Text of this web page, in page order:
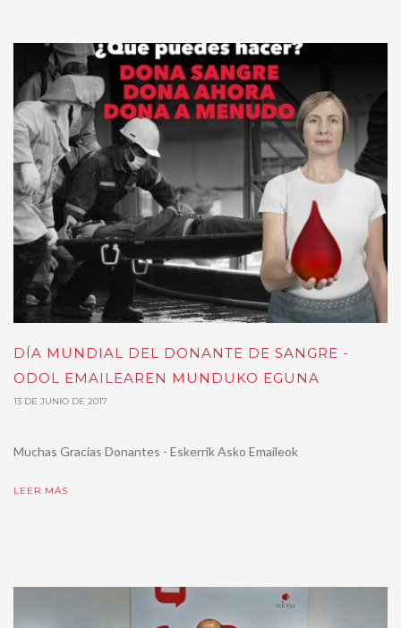
DÍA MUNDIAL DEL DONANTE DE SANGRE -
ODOL EMAILEAREN MUNDUKO EGUNA
13 DE JUNIO DE 2017
Muchas Gracias Donantes - Eskerrik Asko Emaileok
LEER MÁS